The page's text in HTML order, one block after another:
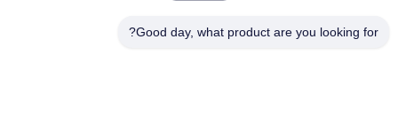
Good day, what product are you looking for?